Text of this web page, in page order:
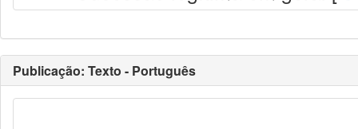
Publicação: Texto - Português